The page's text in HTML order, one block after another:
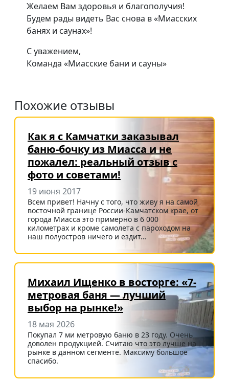
Желаем Вам здоровья и благополучия!
Будем рады видеть Вас снова в «Миасских
банях и саунах»!
С уважением,
Команда «Миасские бани и сауны»
Похожие отзывы
Как я с Камчатки заказывал
баню-бочку из Миасса и не
пожалел: реальный отзыв с
фото и советами!
19 июня 2017
Всем привет! Начну с того, что живу я на самой
восточной границе России-Камчатском крае, от
города Миасса это примерно в 6 000
километрах и кроме самолета с пароходом на
наш полуостров ничего и ездит…
Михаил Ищенко в восторге: «7-
метровая баня — лучший
выбор на рынке!»
18 мая 2026
Покупал 7 ми метровую баню в 23 году. Очень
доволен продукцией. Считаю что это лучше на
рынке в данном сегменте. Максиму большое
спасибо.